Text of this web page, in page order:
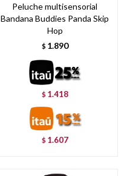
Peluche multisensorial
Bandana Buddies Panda Skip
Hop
$ 1.890
$ 1.418
$ 1.607